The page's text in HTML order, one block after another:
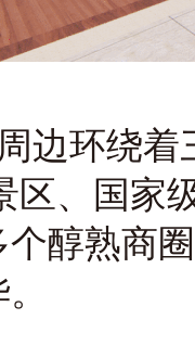
环绕着
区、国家
醇熟商